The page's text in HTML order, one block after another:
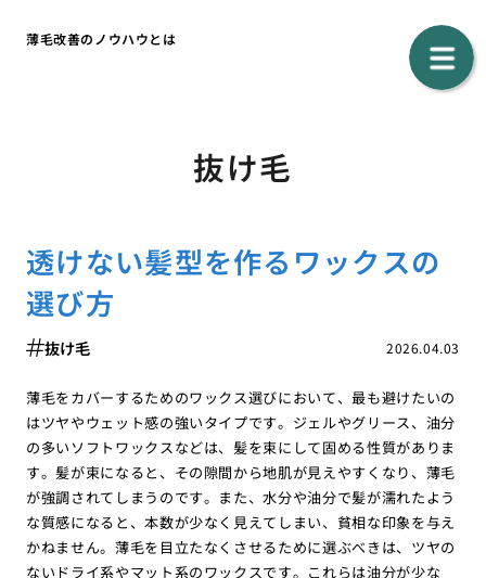
薄毛改善のノウハウとは
抜け毛
透けない髪型を作るワックスの
選び方
2026.04.03
抜け毛
薄毛をカバーするためのワックス選びにおいて、最も避けたいの
はツヤやウェット感の強いタイプです。ジェルやグリース、油分
の多いソフトワックスなどは、髪を束にして固める性質がありま
す。髪が束になると、その隙間から地肌が見えやすくなり、薄毛
が強調されてしまうのです。また、水分や油分で髪が濡れたよう
な質感になると、本数が少なく見えてしまい、貧相な印象を与え
かねません。薄毛を目立たなくさせるために選ぶべきは、ツヤの
ないドライ系やマット系のワックスです。これらは油分が少な